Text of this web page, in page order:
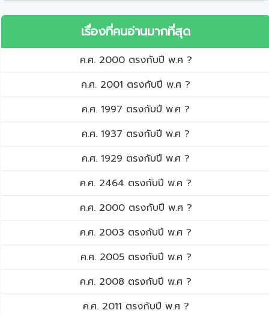
เรื่องที่คนอ่านมากที่สุด
ค.ศ. 2000 ตรงกับปี พ.ศ ?
ค.ศ. 2001 ตรงกับปี พ.ศ ?
ค.ศ. 1997 ตรงกับปี พ.ศ ?
ค.ศ. 1937 ตรงกับปี พ.ศ ?
ค.ศ. 1929 ตรงกับปี พ.ศ ?
ค.ศ. 2464 ตรงกับปี พ.ศ ?
ค.ศ. 2000 ตรงกับปี พ.ศ ?
ค.ศ. 2003 ตรงกับปี พ.ศ ?
ค.ศ. 2005 ตรงกับปี พ.ศ ?
ค.ศ. 2008 ตรงกับปี พ.ศ ?
ค.ศ. 2011 ตรงกับปี พ.ศ ?